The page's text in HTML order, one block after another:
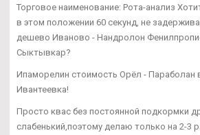
Торговое наименование: Рота-анализ
в этом положении 60 секунд, не
дешево Иваново - Нандролон
Сыктывкар?
Ипаморелин стоимость Орёл - Параболан
Ивантеевка!
Просто квас без постоянной подкормки
слабенький,поэтому делаю только на 2-3